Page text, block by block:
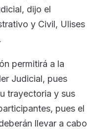
dijo el
y Civil, Ulises
permitirá a la
Judicial, pues
trayectoria y sus
pues el
llevar a cabo